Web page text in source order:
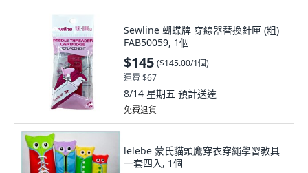
Sewline 蝴蝶牌 穿線器替換針匣 (粗)
FAB50059, 1個
$145 ($145.00/1個)
運費 $67
8/14 星期五 預計送達
免費退貨
lelebe 蒙氏貓頭鷹穿衣穿繩學習教具
一套四入, 1個